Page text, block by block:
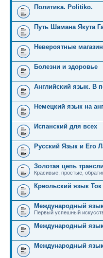
Политика. Politiko.
Путь Шамана Якута
Невероятные
Болезни и здоровье
Английский язык. В
Немецкий язык на
Испанский для всех
Русский Язык и Его
Золотая цепь
Красивые, простые,
Креольский язык
Международный
Первый успешный
Международный
Международный